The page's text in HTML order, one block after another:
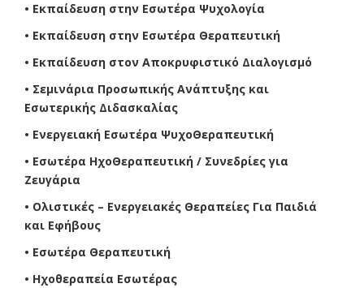
• Εκπαίδευση στην Εσωτέρα Ψυχολογία
• Εκπαίδευση στην Εσωτέρα Θεραπευτική
• Εκπαίδευση στον Αποκρυφιστικό Διαλογισμό
• Σεμινάρια Προσωπικής Ανάπτυξης και
Εσωτερικής Διδασκαλίας
• Ενεργειακή Εσωτέρα ΨυχοΘεραπευτική
• Εσωτέρα ΗχοΘεραπευτική / Συνεδρίες για
Ζευγάρια
• Ολιστικές – Ενεργειακές Θεραπείες Για Παιδιά
και Εφήβους
• Εσωτέρα Θεραπευτική
• Ηχοθεραπεία Εσωτέρας